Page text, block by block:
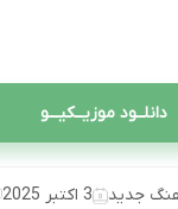
دانلــود موزیــکیـــو
جدید 3 اکتبر 2025